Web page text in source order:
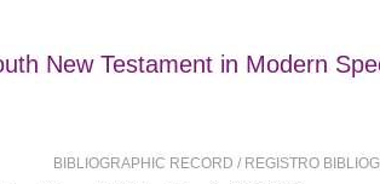
New Testament in Modern
BIBLIOGRAPHIC RECORD / REGISTRO